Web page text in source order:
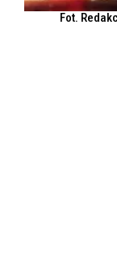
Fot.